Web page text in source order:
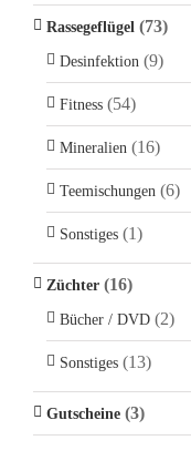
Rassegeflügel (73)
Desinfektion (9)
Fitness (54)
Mineralien (16)
Teemischungen (6)
Sonstiges (1)
Züchter (16)
Bücher / DVD (2)
Sonstiges (13)
Gutscheine (3)